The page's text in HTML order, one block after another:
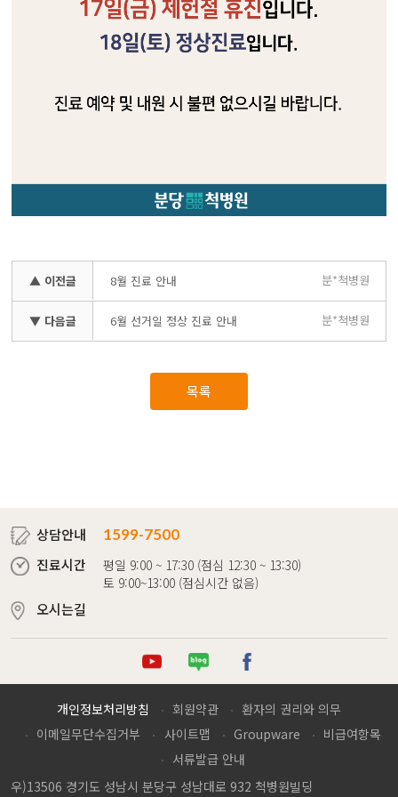
▲ 이전글 8월 진료 안내 분*척병원
▼ 다음글 6월 선거일 정상 진료 안내 분*척병원
목록
상담안내
1599-7500
진료시간
평일 9:00 ~ 17:30 (점심 12:30 ~ 13:30)
토 9:00~13:00 (점심시간 없음)
오시는길
튜브 로그 이스북
개인정보처리방침 회원약관
환자의 권리와 의무
이메일무단수집거부
사이트맵 Groupware
비급여항목
서류발급 안내
우)13506 경기도 성남시 분당구 성남대로 932 척병원빌딩